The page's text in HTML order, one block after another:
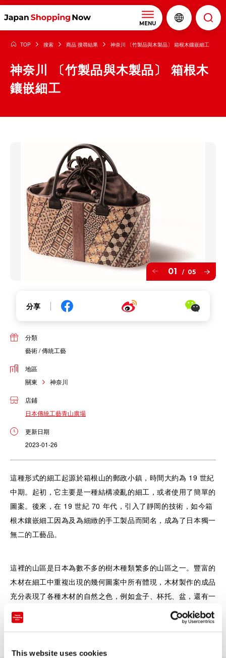
This website uses cookies
MENU
TOP 搜索 商品 搜尋結果 神奈川 〔竹製品與木製品〕 箱根木鑲嵌細工
神奈川 〔竹製品與木製品〕 箱根木
鑲嵌細工
01 / 05
分享
分類
藝術 / 傳統工藝
地區
關東
神奈川
店鋪
日本傳統工藝青山廣場
更新日期
2023-01-26
這種形式的細工起源於箱根山的郵政小鎮，時間大約為 19 世紀
中期。起初，它主要是一種結構凌亂的細工，或者使用了簡單的
圖案。後來，在 19 世紀 70 年代，引入了靜岡的技術，如今箱
根木鑲嵌細工因為及為細緻的手工製品而聞名，成為了日本獨一
無二的工藝品。
這裡的山區是日本為數不多的樹木種類繁多的山區之一。豐富的
木材在細工中重複出現的幾何圖案中所有體現，木材製作的成品
充分表現了各種木材的自然之色，例如盒子、杯托、盆，還有一
些其他的家用物品，包括小型的櫃子。
箱根木鑲嵌細工（詳細頁面）